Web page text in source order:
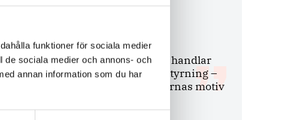
funktioner för sociala medier
de sociala medier och annons- och
annan information som du har
Debatt
9 juli 2026
Slutreplik:Det handlar
om kunskapsstyrning –
inte om forskarnas motiv